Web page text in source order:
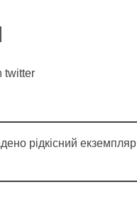
twitter
рідкісний